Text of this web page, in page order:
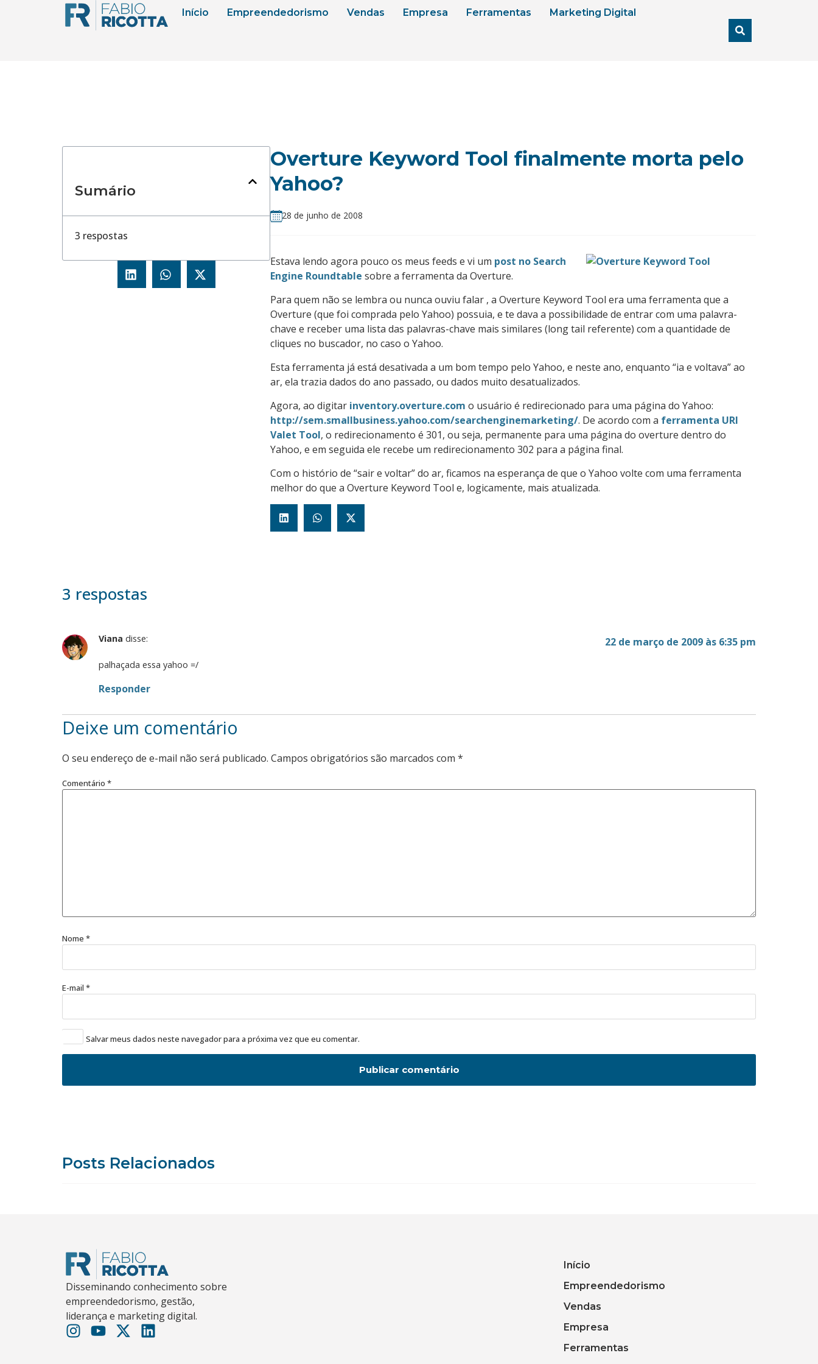
Início Empreendedorismo Vendas Empresa Ferramentas Marketing Digital
Sumário
3 respostas
Overture Keyword Tool finalmente morta pelo
Yahoo?
28 de junho de 2008
Estava lendo agora pouco os meus feeds e vi um post no Search
Engine Roundtable sobre a ferramenta da Overture.
Para quem não se lembra ou nunca ouviu falar , a Overture Keyword Tool era uma ferramenta que a
Overture (que foi comprada pelo Yahoo) possuia, e te dava a possibilidade de entrar com uma palavra-
chave e receber uma lista das palavras-chave mais similares (long tail referente) com a quantidade de
cliques no buscador, no caso o Yahoo.
Esta ferramenta já está desativada a um bom tempo pelo Yahoo, e neste ano, enquanto “ia e voltava” ao
ar, ela trazia dados do ano passado, ou dados muito desatualizados.
Agora, ao digitar inventory.overture.com o usuário é redirecionado para uma página do Yahoo:
http://sem.smallbusiness.yahoo.com/searchenginemarketing/. De acordo com a ferramenta URI
Valet Tool, o redirecionamento é 301, ou seja, permanente para uma página do overture dentro do
Yahoo, e em seguida ele recebe um redirecionamento 302 para a página final.
Com o histório de “sair e voltar” do ar, ficamos na esperança de que o Yahoo volte com uma ferramenta
melhor do que a Overture Keyword Tool e, logicamente, mais atualizada.
3 respostas
Viana disse: 22 de março de 2009 às 6:35 pm
palhaçada essa yahoo =/
Responder
Deixe um comentário
O seu endereço de e-mail não será publicado. Campos obrigatórios são marcados com *
Comentário *
Nome *
E-mail *
Salvar meus dados neste navegador para a próxima vez que eu comentar.
Posts Relacionados
Disseminando conhecimento sobre
empreendedorismo, gestão,
liderança e marketing digital.
Início
Empreendedorismo
Vendas
Empresa
Ferramentas